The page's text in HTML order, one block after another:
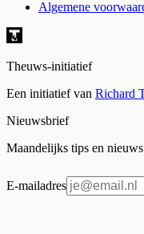
Algemene
Theuws-initiatief
Een initiatief van Richard
Nieuwsbrief
Maandelijks tips en
E-mailadres